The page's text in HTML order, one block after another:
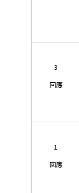
3
回應
1
回應